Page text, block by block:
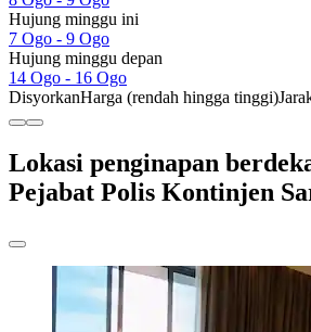
Hujung minggu ini
7 Ogo - 9 Ogo
Hujung minggu depan
14 Ogo - 16 Ogo
DisyorkanHarga (rendah hingga tinggi)
Lokasi penginapan
Pejabat Polis Kontinjen